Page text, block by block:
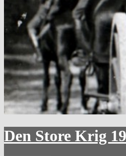
Den Store Krig